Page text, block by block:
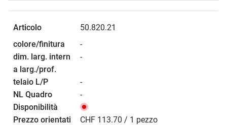
50.820.21
-
-
-
-
CHF 113.70 / 1 pezzo